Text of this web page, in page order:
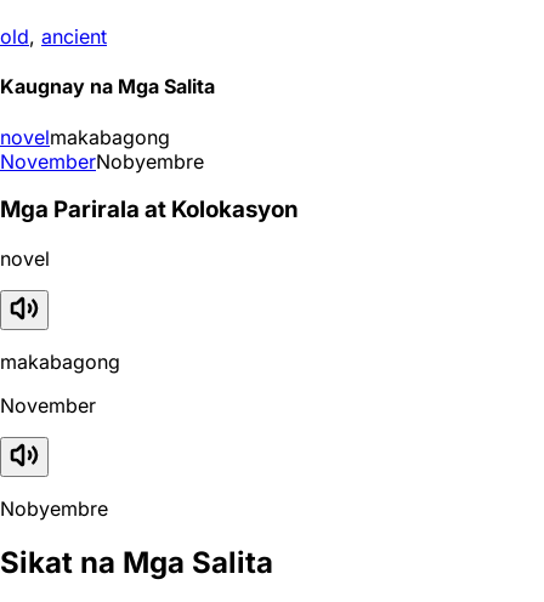
old, ancient
Kaugnay na Mga Salita
novelmakabagong
NovemberNobyembre
Mga Parirala at Kolokasyon
novel
makabagong
November
Nobyembre
Sikat na Mga Salita